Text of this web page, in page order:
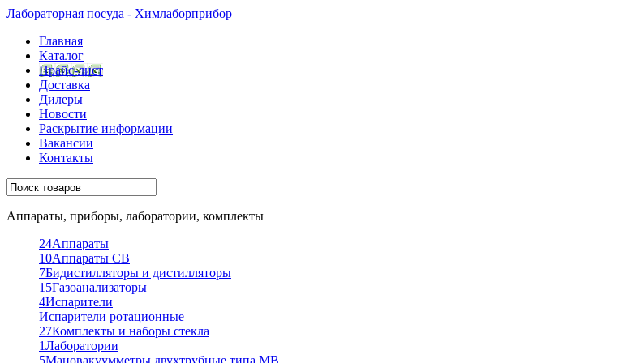
Лабораторная посуда - Химлаборприбор
Главная
Каталог
Прайс-лист
Доставка
Дилеры
Новости
Раскрытие информации
Вакансии
Контакты
Аппараты, приборы, лаборатории, комплекты
24Аппараты
10Аппараты СВ
7Бидистилляторы и дистилляторы
15Газоанализаторы
4Испарители
Испарители ротационные
27Комплекты и наборы стекла
1Лаборатории
5Мановакуумметры двухтрубные типа МВ